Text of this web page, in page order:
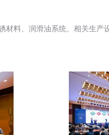
料、润滑油系统、相关生产